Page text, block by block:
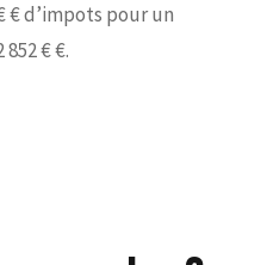
€ d’impots pour un
€ €.